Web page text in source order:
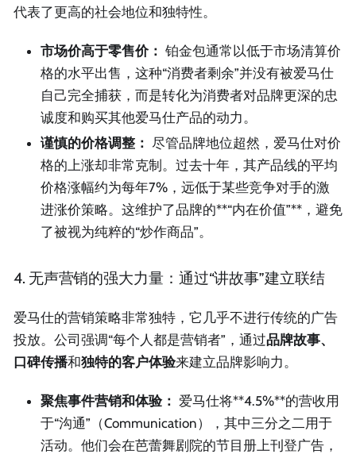
代表了更高的社会地位和独特性。
市场价高于零售价： 铂金包通常以低于市场清算价
格的水平出售，这种“消费者剩余”并没有被爱马仕
自己完全捕获，而是转化为消费者对品牌更深的忠
诚度和购买其他爱马仕产品的动力。
谨慎的价格调整： 尽管品牌地位超然，爱马仕对价
格的上涨却非常克制。过去十年，其产品线的平均
价格涨幅约为每年7%，远低于某些竞争对手的激
进涨价策略。这维护了品牌的**“内在价值”**，避免
了被视为纯粹的“炒作商品”。
4. 无声营销的强大力量：通过“讲故事”建立联结
爱马仕的营销策略非常独特，它几乎不进行传统的广告
投放。公司强调“每个人都是营销者”，通过品牌故事、
口碑传播和独特的客户体验来建立品牌影响力。
聚焦事件营销和体验： 爱马仕将**4.5%**的营收用
于“沟通”（Communication），其中三分之二用于
活动。他们会在芭蕾舞剧院的节目册上刊登广告，